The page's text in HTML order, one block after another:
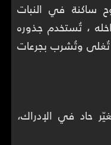
ساكنة في النبات
، تُستخدم جذوره
وتُشرب بجرعات
حاد في الإدراك،